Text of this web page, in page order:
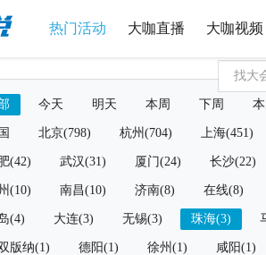
热门活动 大咖直播 大咖视频
今天 明天 本周 下周
北京(798) 杭州(704) 上海(451)
(42) 武汉(31) 厦门(24) 长沙(22)
(10) 南昌(10) 济南(8) 在线(8)
(4) 大连(3) 无锡(3) 珠海(3)
版纳(1) 德阳(1) 徐州(1) 咸阳(1)